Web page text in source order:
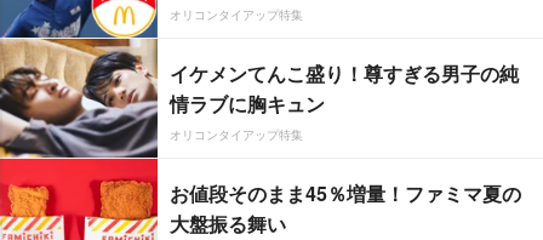
オリコンタイアップ特集
イケメンてんこ盛り！尊すぎる男子の純
情ラブに胸キュン
オリコンタイアップ特集
お値段そのまま45％増量！ファミマ夏の
大盤振る舞い